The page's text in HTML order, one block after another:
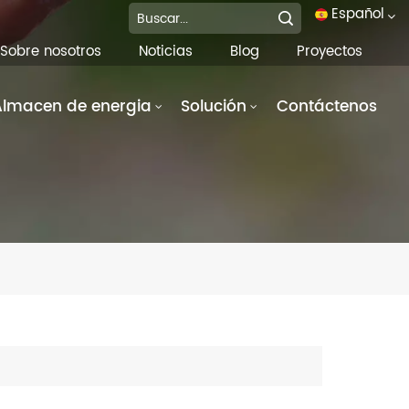
Español
English
Sobre nosotros Noticias Blog Proyectos
de energia Solución Contáctenos